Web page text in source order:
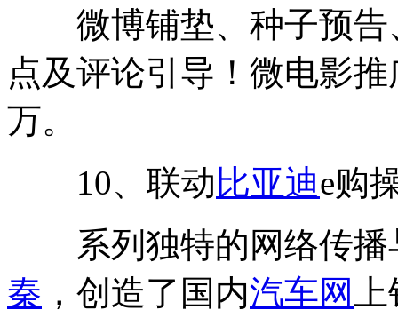
微博铺垫、种子预告
点及评论引导！微电影
万。
10、联动 比亚迪e购
系列独特的网络传播
秦 ，创造了国内汽车网